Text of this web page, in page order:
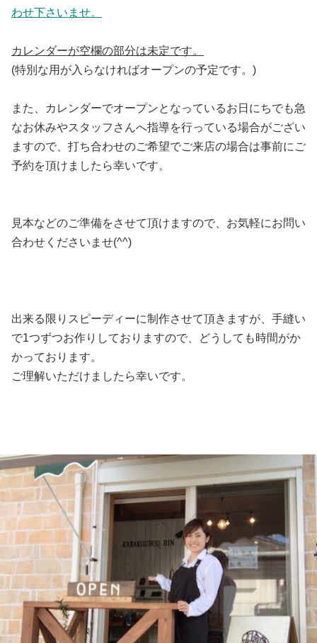
わせ下さいませ。
カレンダーが空欄の部分は未定です。
(特別な用が入らなければオープンの予定です。)
また、カレンダーでオープンとなっているお日にちでも急
なお休みやスタッフさんへ指導を行っている場合がござい
ますので、打ち合わせのご希望でご来店の場合は事前にご
予約を頂けましたら幸いです。
見本などのご準備をさせて頂けますので、お気軽にお問い
合わせくださいませ(^^)
出来る限りスピーディーに制作させて頂きますが、手縫い
で1つずつお作りしておりますので、どうしても時間がか
かっております。
ご理解いただけましたら幸いです。